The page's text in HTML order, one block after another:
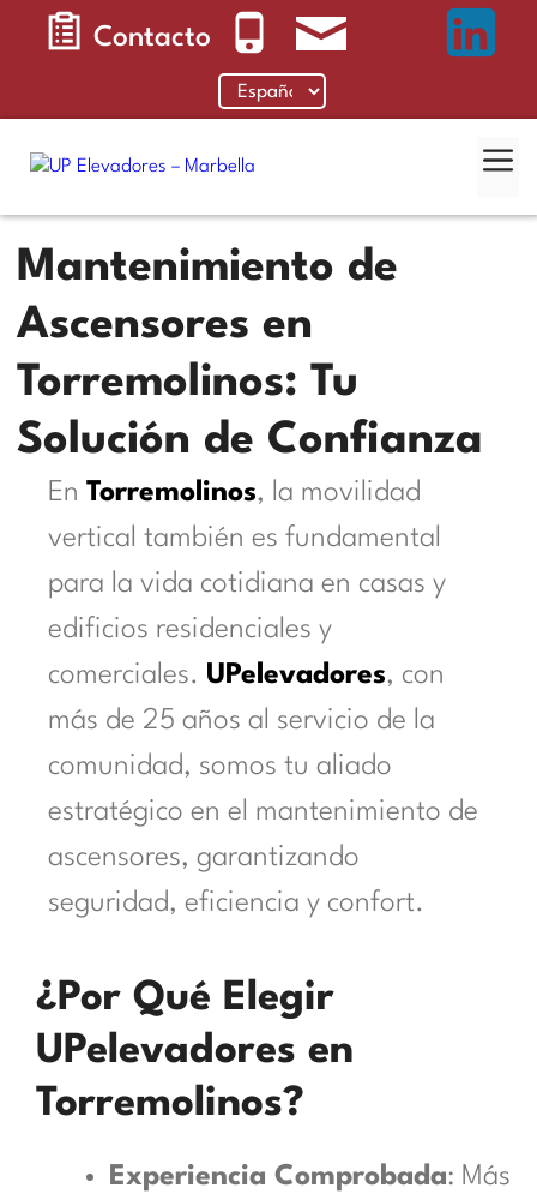
Contacto
Mantenimiento de
Ascensores en
Torremolinos: Tu
Solución de Confianza
EnTorremolinos, la movilidad
vertical también es fundamental
para la vida cotidiana en casas y
edificios residenciales y
comerciales. UPelevadores, con
más de 25 años al servicio de la
comunidad, somos tu aliado
estratégico en el mantenimiento de
ascensores, garantizando
seguridad, eficiencia y confort.
¿Por Qué Elegir
UPelevadores en
Torremolinos?
Experiencia Comprobada: Más